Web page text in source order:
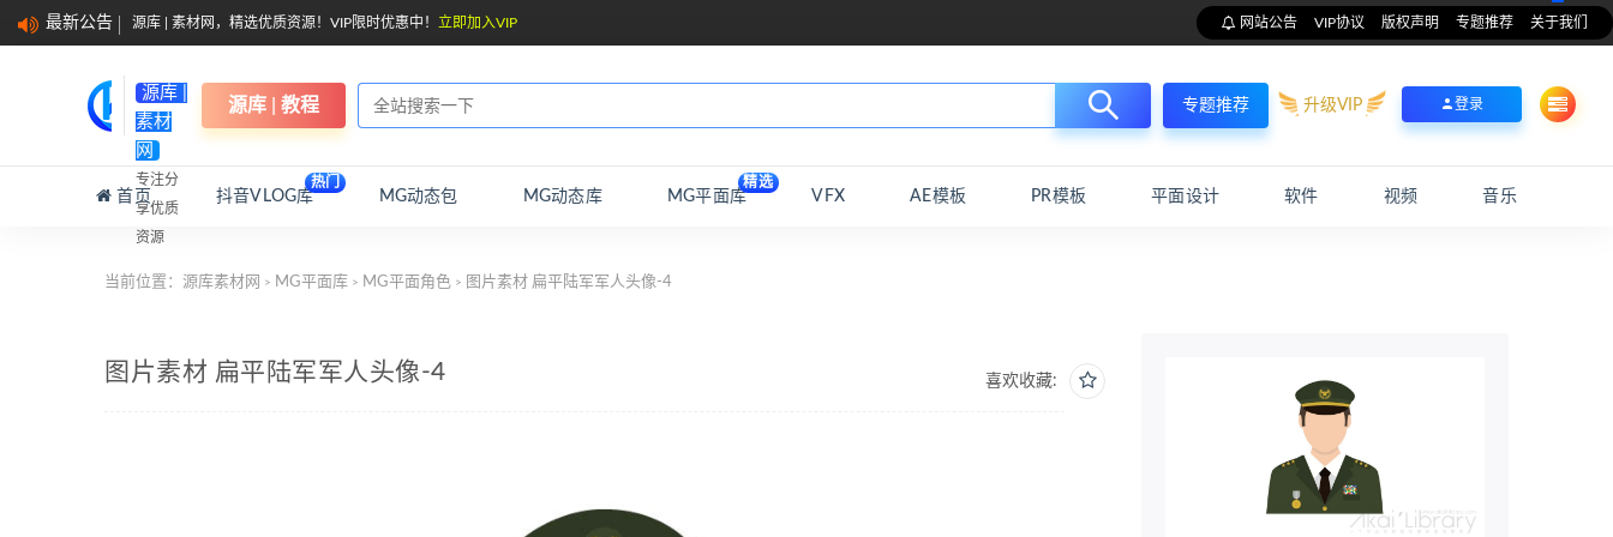
最新公告 源库 | 素材网，精选优质资源！VIP限时优惠中！ 立即加入VIP 网站公告 VIP协议 版权声明 专题推荐 关于我们
源库 |
素材
网
专注分
享优质
资源
源库 | 教程 专题推荐 升级VIP 登录
首页 抖音VLOG库
热门
MG动态包 MG动态库 MG平面库
精选
VFX AE模板 PR模板 平面设计 软件 视频 音乐
当前位置： 源库素材网 > MG平面库 > MG平面角色 > 图片素材 扁平陆军军人头像-4
喜欢收藏:
图片素材 扁平陆军军人头像-4